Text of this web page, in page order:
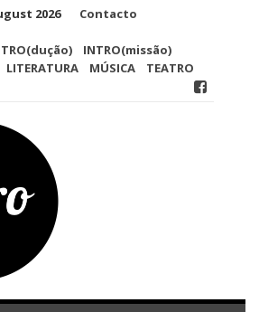
2026
Contacto
INTRO(missão)
LITERATURA MÚSICA TEATRO